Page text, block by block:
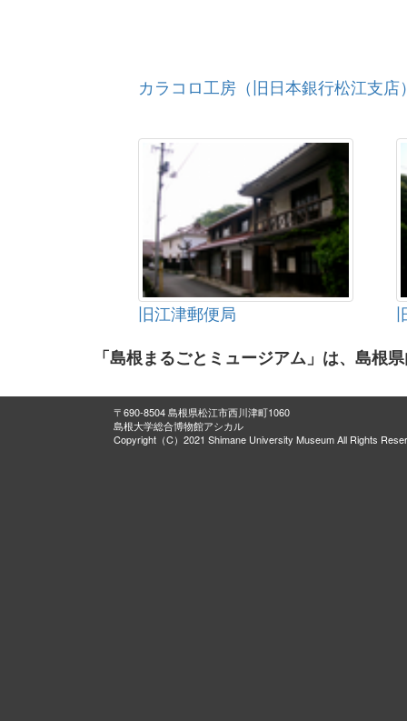
カラコロ工房（旧日本銀行松江支店
旧江津郵便局
「島根まるごとミュージアム」は、島根
〒690-8504 島根県松江市西川津町1060
島根大学総合博物館アシカル
Copyright（C）2021 Shimane University Museum All Rights